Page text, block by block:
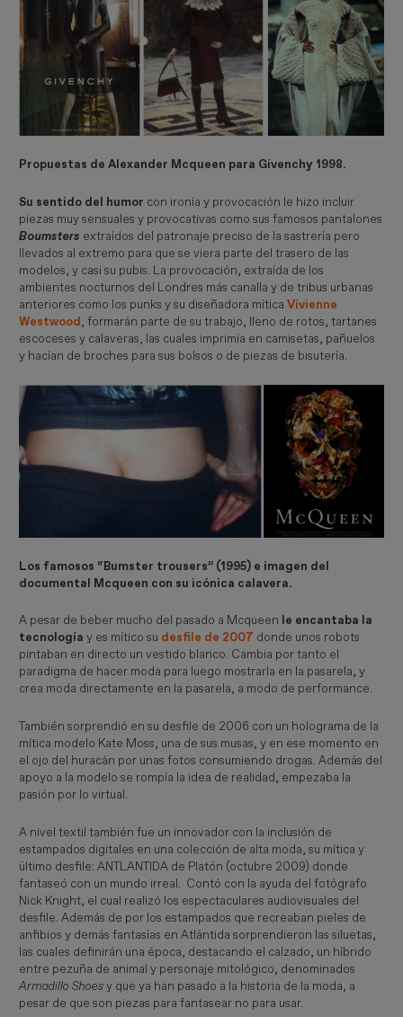
Propuestas de Alexander Mcqueen para Givenchy 1998.
Su sentido del humor con ironía y provocación le hizo incluir
piezas muy sensuales y provocativas como sus famosos pantalones
Boumsters extraídos del patronaje preciso de la sastrería pero
llevados al extremo para que se viera parte del trasero de las
modelos, y casi su pubis. La provocación, extraída de los
ambientes nocturnos del Londres más canalla y de tribus urbanas
anteriores como los punks y su diseñadora míticaVivienne
Westwood , formarán parte de su trabajo, lleno de rotos, tartanes
escoceses y calaveras, las cuales imprimía en camisetas, pañuelos
y hacían de broches para sus bolsos o de piezas de bisutería.
Los famosos “Bumster trousers” (1995) e imagen del
documental Mcqueen con su icónica calavera.
A pesar de beber mucho del pasado a Mcqueen le encantaba la
tecnología y es mítico su desfile de 2007 donde unos robots
pintaban en directo un vestido blanco. Cambia por tanto el
paradigma de hacer moda para luego mostrarla en la pasarela, y
crea moda directamente en la pasarela, a modo de performance.
También sorprendió en su desfile de 2006 con un holograma de la
mítica modelo Kate Moss, una de sus musas, y en ese momento en
el ojo del huracán por unas fotos consumiendo drogas. Además del
apoyo a la modelo se rompía la idea de realidad, empezaba la
pasión por lo virtual.
A nivel textil también fue un innovador con la inclusión de
estampados digitales en una colección de alta moda, su mítica y
último desfile: ANTLANTIDA de Platón (octubre 2009) donde
fantaseó con un mundo irreal. Contó con la ayuda del fotógrafo
Nick Knight, el cual realizó los espectaculares audiovisuales del
desfile. Además de por los estampados que recreaban pieles de
anfibios y demás fantasías en Atlántida sorprendieron las siluetas,
las cuales definirán una época, destacando el calzado, un híbrido
entre pezuña de animal y personaje mitológico, denominados
Armadillo Shoesy que ya han pasado a la historia de la moda, a
pesar de que son piezas para fantasear no para usar.